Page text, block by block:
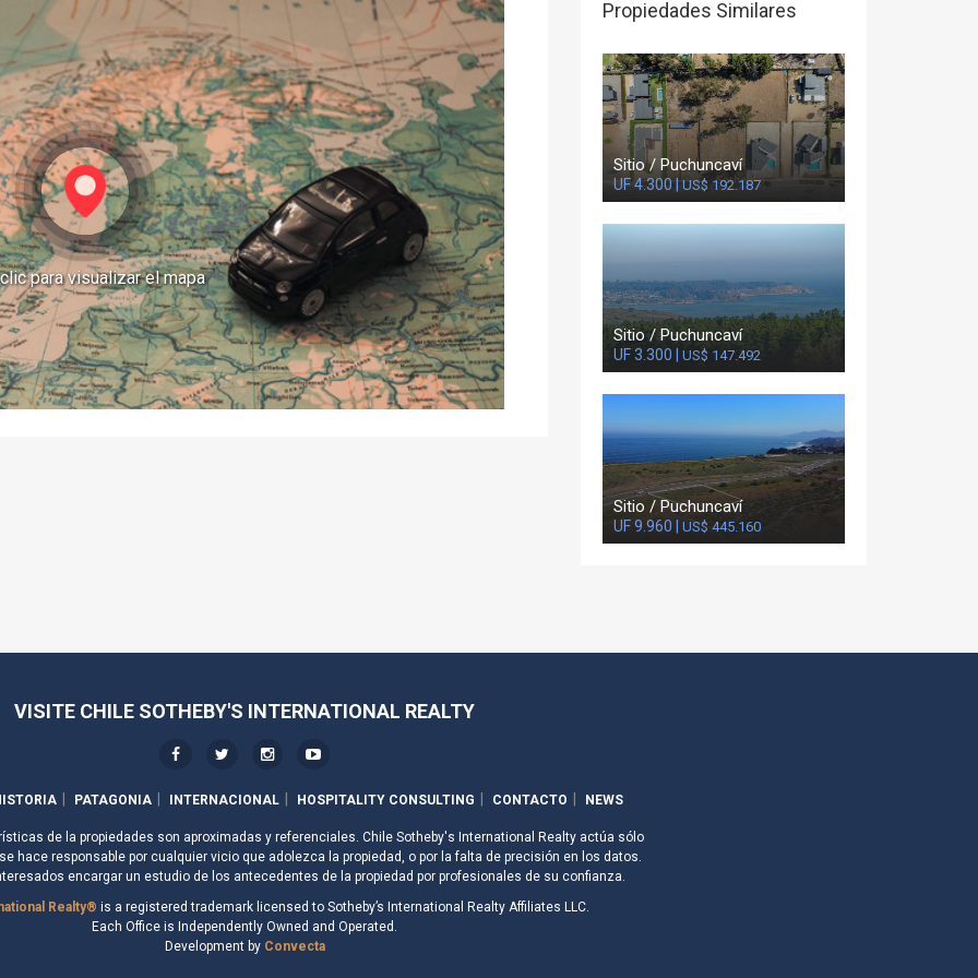
para visualizar el mapa
Propiedades Similares
Sitio / Puchuncaví
UF 4.300 |US$ 192.187
Sitio / Puchuncaví
UF 3.300 | US$ 147.492
Sitio / Puchuncaví
UF 9.960 | US$ 445.160
VISITE CHILE SOTHEBY'S INTERNATIONAL REALTY
PATAGONIA INTERNACIONAL HOSPITALITY CONSULTING CONTACTO NEWS
de la propiedades son aproximadas y referenciales. Chile Sotheby's International Realty actúa sólo
hace responsable por cualquier vicio que adolezca la propiedad, o por la falta de precisión en los datos.
encargar un estudio de los antecedentes de la propiedad por profesionales de su confianza.
Realty® is a registered trademark licensed to Sotheby’s International Realty Affiliates LLC.
Each Office is Independently Owned and Operated.
Development by Convecta